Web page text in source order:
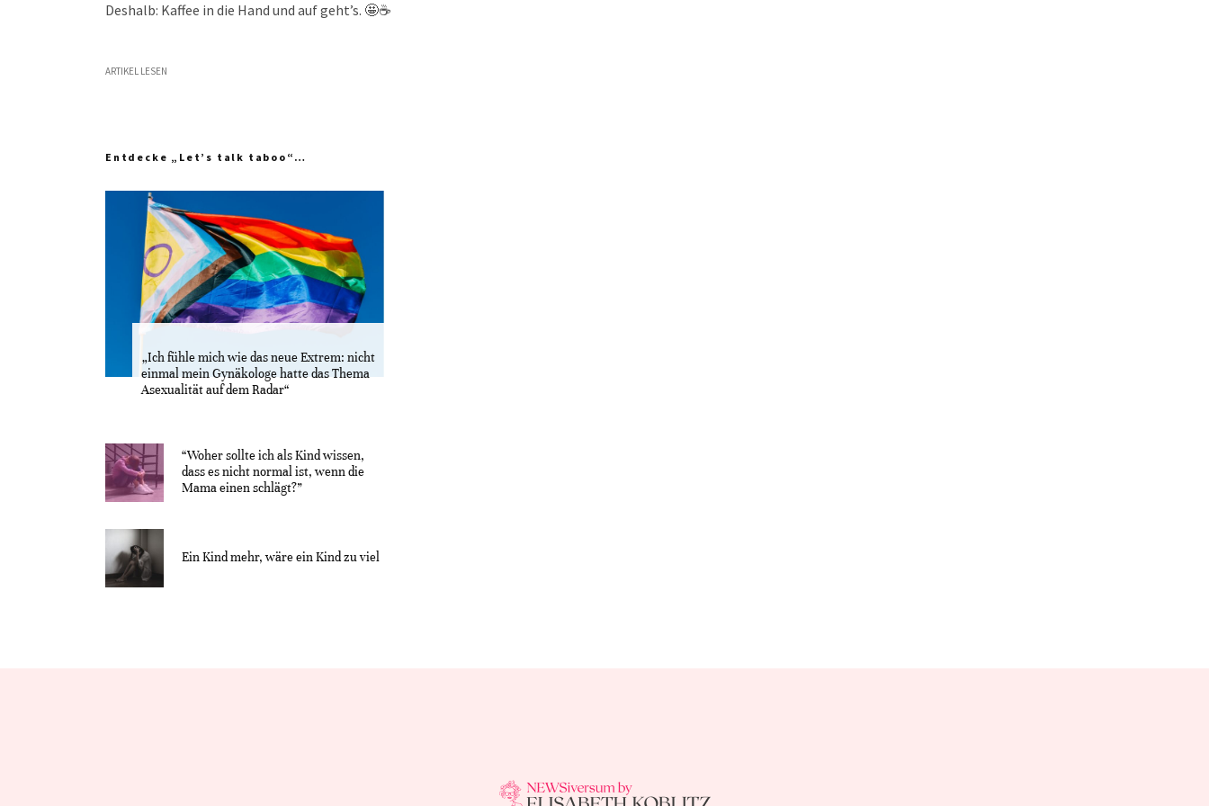
Deshalb: Kaffee in die Hand und auf geht’s. 🤩☕️
ARTIKEL LESEN
Entdecke „Let’s talk taboo“…
„Ich fühle mich wie das neue Extrem: nicht
einmal mein Gynäkologe hatte das Thema
Asexualität auf dem Radar“
“Woher sollte ich als Kind wissen,
dass es nicht normal ist, wenn die
Mama einen schlägt?”
Ein Kind mehr, wäre ein Kind zu viel